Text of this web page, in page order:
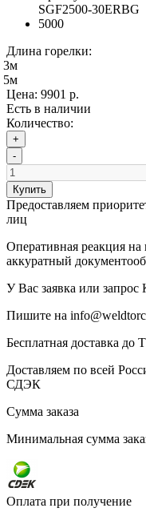
SGF2500-30ERBG
5000
Длина горелки:
3м
5м
Цена: 9901 р.
Есть в наличии
Количество:
+
-
Купить
Предоставляем
лиц
Оперативная реакция
аккуратный
У Вас заявка или запрос
Пишите на
Бесплатная доставка до
Доставляем по всей
СДЭК
Сумма заказа
Минимальная сумма
Оплата при получение